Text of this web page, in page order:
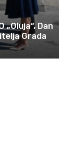
Dan
Grada